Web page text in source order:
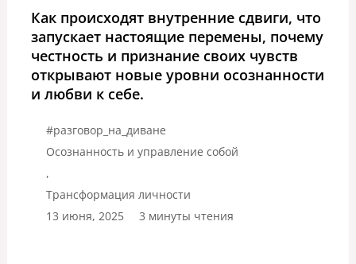
Как происходят внутренние сдвиги, что
запускает настоящие перемены, почему
честность и признание своих чувств
открывают новые уровни осознанности
и любви к себе.
#разговор_на_диване
Осознанность и управление собой
,
Трансформация личности
13 июня, 2025
3 минуты чтения